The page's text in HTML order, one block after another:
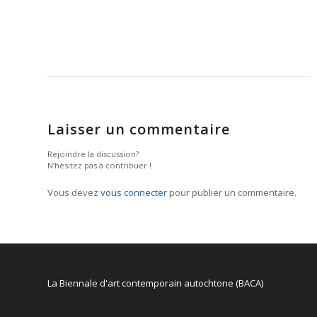
Laisser un commentaire
Rejoindre la discussion?
N’hésitez pas à contribuer !
Vous devez vous connecter pour publier un commentaire.
La Biennale d'art contemporain autochtone (BACA)